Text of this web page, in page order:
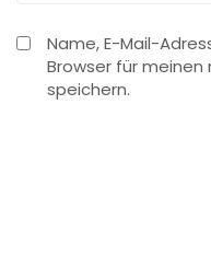
Name, E-Mail-
Browser für
speichern.